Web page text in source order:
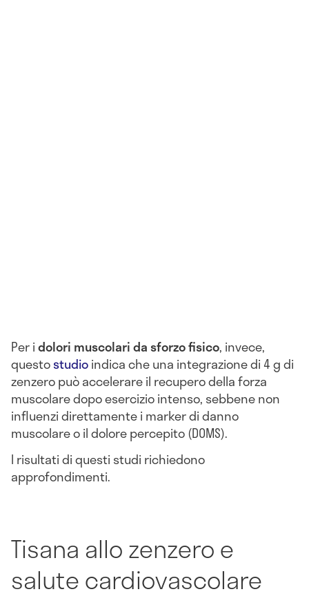
Per idolori muscolari da sforzo fisico, invece,
questostudioindica che una integrazione di 4 g di
zenzero può accelerare il recupero della forza
muscolare dopo esercizio intenso, sebbene non
influenzi direttamente i marker di danno
muscolare o il dolore percepito (DOMS).
I risultati di questi studi richiedono
approfondimenti.
Tisana allo zenzero e
salute cardiovascolare